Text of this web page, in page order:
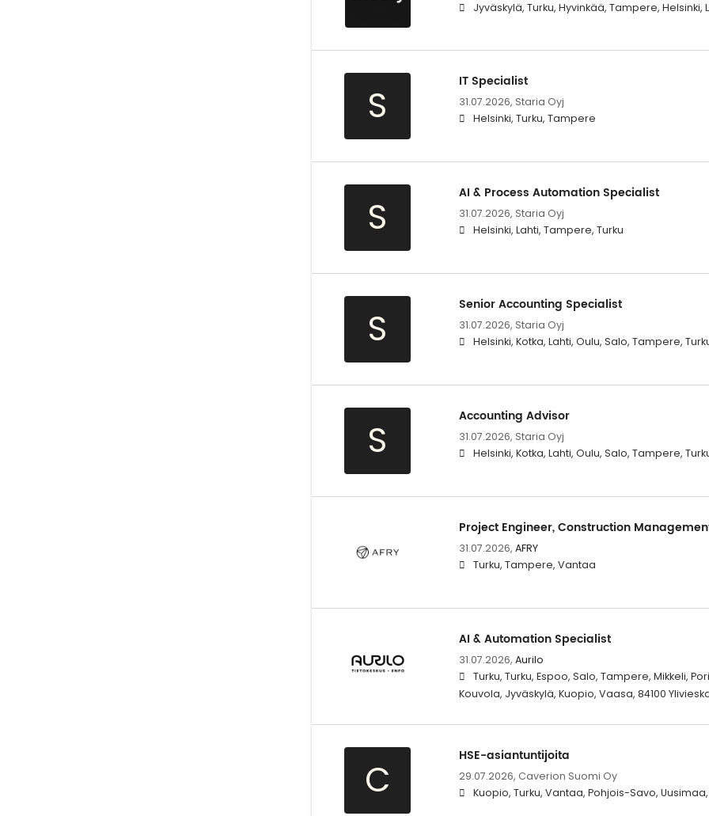
Jyväskylä, Turku, Hyvinkää, Tampere,
S
IT Specialist
31.07.2026, Staria Oyj
Helsinki, Turku, Tampere
S
AI & Process Automation Specialist
31.07.2026, Staria Oyj
Helsinki, Lahti, Tampere, Turku
S
Senior Accounting Specialist
31.07.2026, Staria Oyj
Helsinki, Kotka, Lahti, Oulu, Salo, Tampere,
S
Accounting Advisor
31.07.2026, Staria Oyj
Helsinki, Kotka, Lahti, Oulu, Salo, Tampere,
Project Engineer, Construction
31.07.2026, AFRY
Turku, Tampere, Vantaa
AI & Automation Specialist
31.07.2026, Aurilo
Turku, Turku, Espoo, Salo, Tampere, Mikkeli,
Kouvola, Jyväskylä, Kuopio, Vaasa, 84100
C
HSE-asiantuntijoita
29.07.2026, Caverion Suomi Oy
Kuopio, Turku, Vantaa, Pohjois-Savo,